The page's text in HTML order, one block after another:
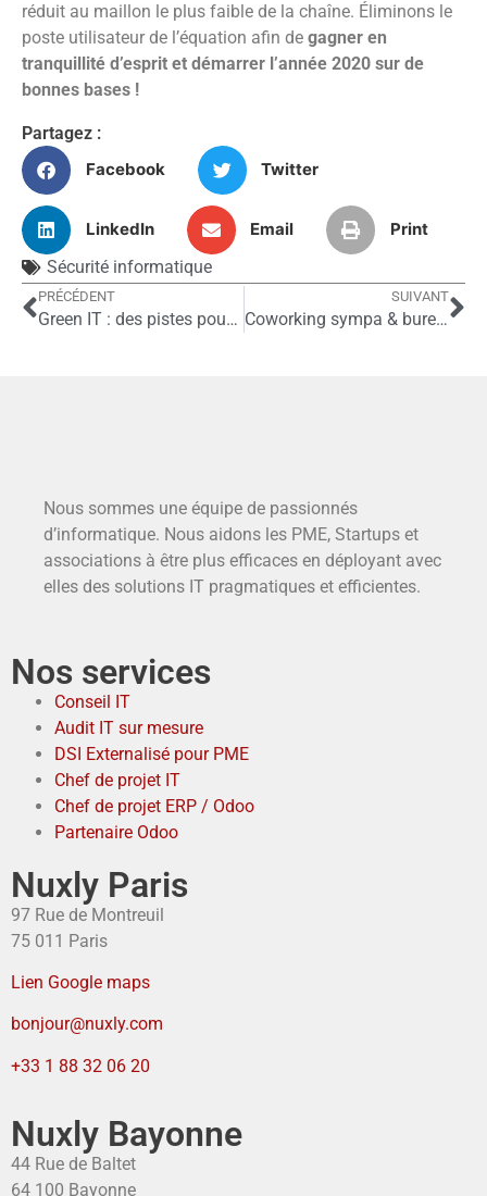
réduit au maillon le plus faible de la chaîne. Éliminons le
poste utilisateur de l’équation afin de gagner en
tranquillité d’esprit et démarrer l’année 2020 sur de
bonnes bases !
Partagez :
Facebook
Twitter
LinkedIn Email
Print
Sécurité informatique
PRÉCÉDENT
Green IT : des pistes pour réduire l’impact environnemental informatique de votre PME
SUIVANT
Coworking sympa & bureau fermé de 5 personnes à Nation Paris 11ème
Nous sommes une équipe de passionnés
d’informatique. Nous aidons les PME, Startups et
associations à être plus efficaces en déployant avec
elles des solutions IT pragmatiques et efficientes.
Nos services
Conseil IT
Audit IT sur mesure
DSI Externalisé pour PME
Chef de projet IT
Chef de projet ERP / Odoo
Partenaire Odoo
Nuxly Paris
97 Rue de Montreuil
75 011 Paris
Lien Google maps
bonjour@nuxly.com
+33 1 88 32 06 20
Nuxly Bayonne
44 Rue de Baltet
64 100 Bayonne